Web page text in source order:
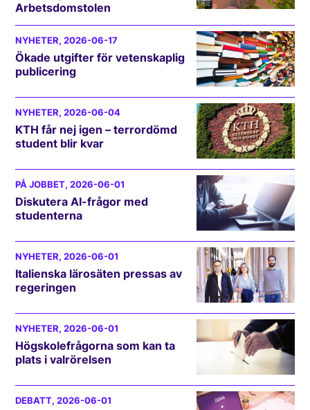
Arbetsdomstolen
NYHETER, 2026-06-17
Ökade utgifter för vetenskaplig
publicering
NYHETER, 2026-06-04
KTH får nej igen – terrordömd
student blir kvar
PÅ JOBBET, 2026-06-01
Diskutera AI-frågor med
studenterna
NYHETER, 2026-06-01
Italienska lärosäten pressas av
regeringen
NYHETER, 2026-06-01
Högskolefrågorna som kan ta
plats i valrörelsen
DEBATT, 2026-06-01